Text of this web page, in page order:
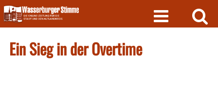
Skip
to
content
Ein Sieg in der Overtime